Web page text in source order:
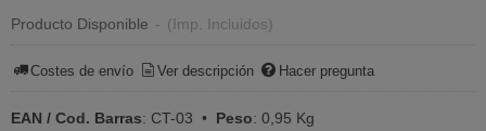
Producto Disponible - (Imp. Incluidos)
Costes de envío Ver descripción Hacer pregunta
EAN / Cod. Barras: CT-03 • Peso: 0,95 Kg